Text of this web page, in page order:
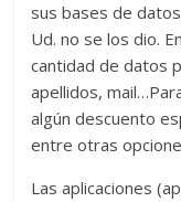
sus bases de
Ud. no se los dio.
cantidad de datos
apellidos,
algún descuento
entre otras
Las aplicaciones